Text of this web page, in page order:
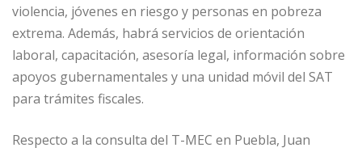
violencia, jóvenes en riesgo y personas en pobreza
extrema. Además, habrá servicios de orientación
laboral, capacitación, asesoría legal, información sobre
apoyos gubernamentales y una unidad móvil del SAT
para trámites fiscales.
Respecto a la consulta del T-MEC en Puebla, Juan